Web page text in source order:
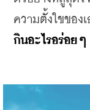
ความตั้งใขของเ
กินอะไรอร่อยๆ